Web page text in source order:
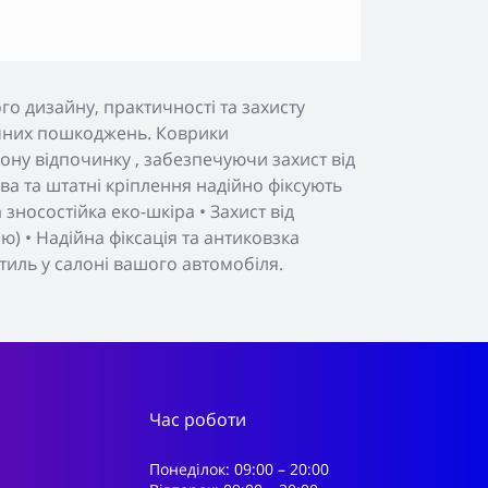
дизайну, практичності та захисту
пошкоджень. Коврики
відпочинку , забезпечуючи захист від
штатні кріплення надійно фіксують
еко-шкіра • Захист від
Надійна фіксація та антиковзка
у салоні вашого автомобіля.
Час роботи
Понеділок: 09:00 – 20:00